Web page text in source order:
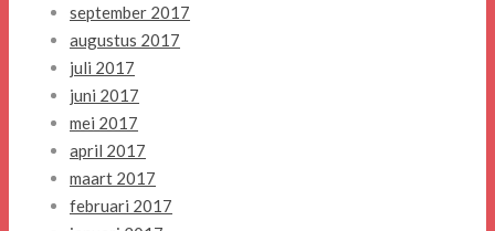
september 2017
augustus 2017
juli 2017
juni 2017
mei 2017
april 2017
maart 2017
februari 2017